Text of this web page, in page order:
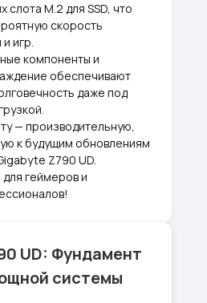
слота M.2 для SSD, что
скорость
игр.
компоненты и
обеспечивают
даже под
— производительную,
к будущим обновлениям
Z790 UD.
геймеров и
UD: Фундамент
системы